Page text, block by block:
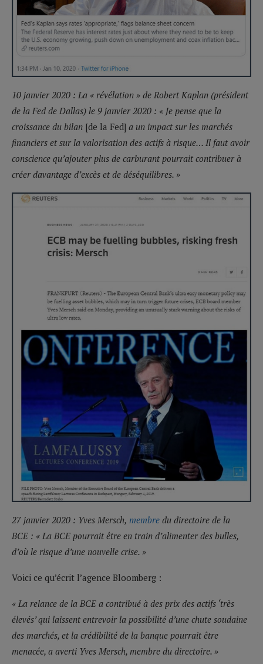
10 janvier 2020 : La « révélation » de Robert Kaplan (président
de la Fed de Dallas) le 9 janvier 2020 : « Je pense que la
croissance du bilan [de la Fed] a un impact sur les marchés
financiers et sur la valorisation des actifs à risque… Il faut avoir
conscience qu’ajouter plus de carburant pourrait contribuer à
créer davantage d’excès et de déséquilibres. »
27 janvier 2020 : Yves Mersch, membre du directoire de la
BCE : « La BCE pourrait être en train d’alimenter des bulles,
d’où le risque d’une nouvelle crise. »
Voici ce qu’écrit l’agence Bloomberg :
« La relance de la BCE a contribué à des prix des actifs ‘très
élevés’ qui laissent entrevoir la possibilité d’une chute soudaine
des marchés, et la crédibilité de la banque pourrait être
menacée, a averti Yves Mersch, membre du directoire. »